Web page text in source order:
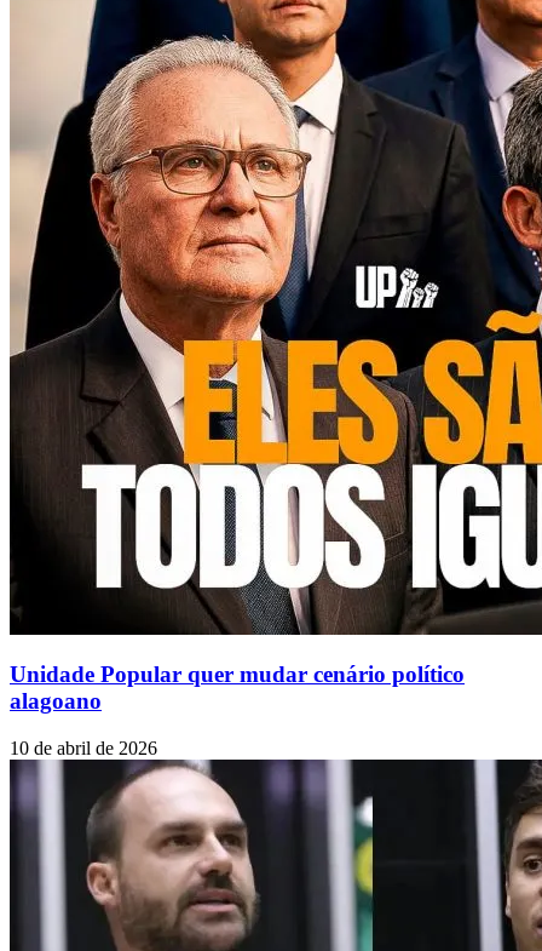
Unidade Popular quer mudar cenário político
alagoano
10 de abril de 2026